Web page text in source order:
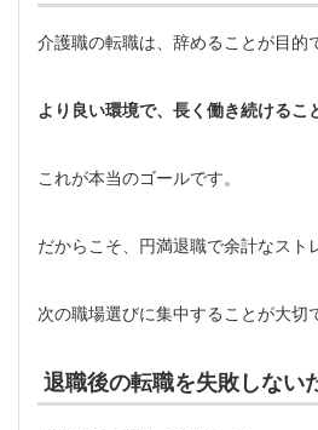
介護職の転職は、辞めることが目的
より良い環境で、長く働き続けるこ
これが本当のゴールです。
だからこそ、円満退職で余計なスト
次の職場選びに集中することが大切
退職後の転職を失敗しない